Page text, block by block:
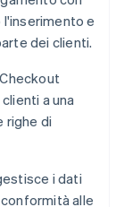
e
dei clienti.
a una
righe di
i dati
alle